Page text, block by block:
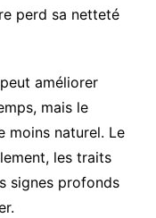
perd sa netteté
améliorer
mais le
moins naturel. Le
les traits
signes profonds